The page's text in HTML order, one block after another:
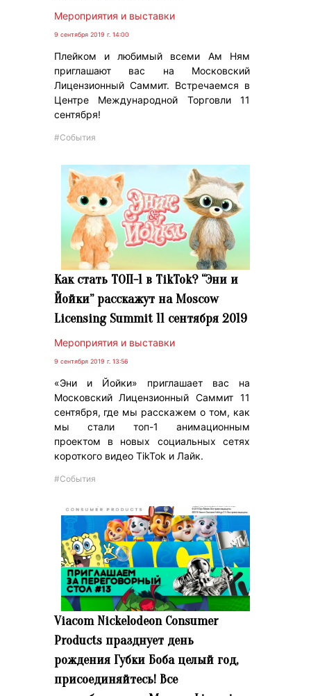
Мероприятия и выставки
9 сентября 2019 г. 14:00
Плейком и любимый всеми Ам Ням
приглашают вас на Московский
Лицензионный Саммит. Встречаемся в
Центре Международной Торговли 11
сентября!
#События
Как стать ТОП-1 в TikTok? “Эни и
Йойки” расскажут на Moscow
Licensing Summit 11 сентября 2019
Мероприятия и выставки
9 сентября 2019 г. 13:56
«Эни и Йойки» приглашает вас на
Московский Лицензионный Саммит 11
сентября, где мы расскажем о том, как
мы стали топ-1 анимационным
проектом в новых социальных сетях
короткого видео TikTok и Лайк.
#События
Viacom Nickelodeon Consumer
Products празднует день
рождения Губки Боба целый год,
присоединяйтесь! Все